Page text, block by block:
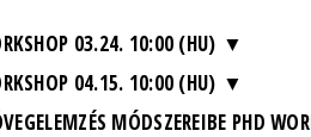
03.24. 10:00 (HU)
04.15. 10:00 (HU)
MÓDSZEREIBE PHD